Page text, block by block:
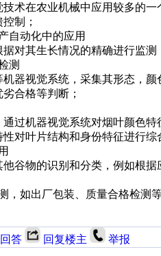
术在农业机械中应用较多的
制；
自动化中的应用
对其生长情况的精确进行监
测
器视觉系统，采集其形态，
合格等判断；
过机器视觉系统对烟叶颜色
对叶片结构和身份特征进行综
谷物的识别和分类，例如根
，如出厂包装、质量合格检测等
答 回复楼主 举报